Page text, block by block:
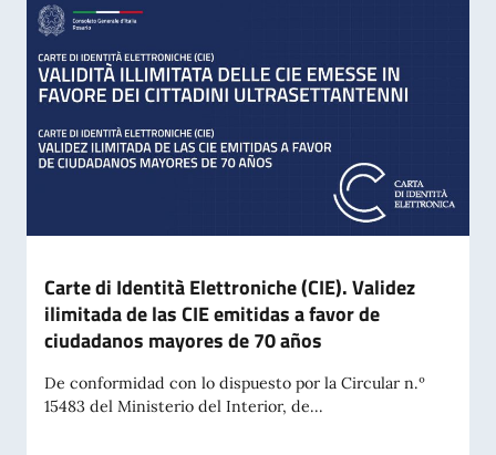
Carte di Identità Elettroniche (CIE). Validez
ilimitada de las CIE emitidas a favor de
ciudadanos mayores de 70 años
De conformidad con lo dispuesto por la Circular n.º
15483 del Ministerio del Interior, de...